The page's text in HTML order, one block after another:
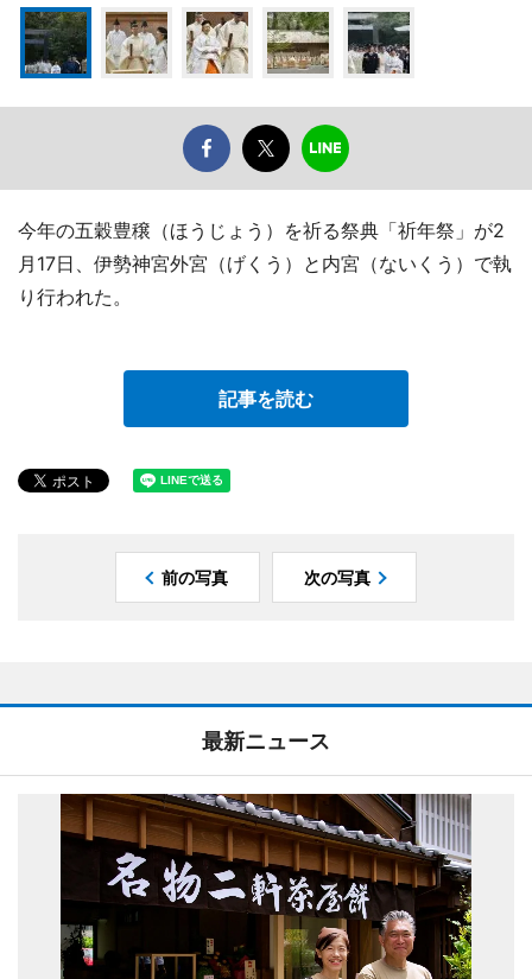
今年の五穀豊穣（ほうじょう）を祈る祭典「祈年祭」が2
月17日、伊勢神宮外宮（げくう）と内宮（ないくう）で執
り行われた。
記事を読む
前の写真 次の写真
最新ニュース